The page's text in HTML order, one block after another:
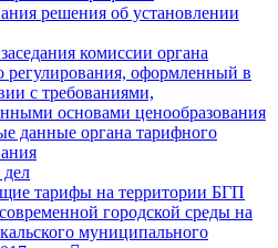
решения об установлении
комиссии органа
регулирования, оформленный в
с требованиями,
основами ценообразования
данные органа тарифного
тарифы на территории БГП
городской среды на
муниципального